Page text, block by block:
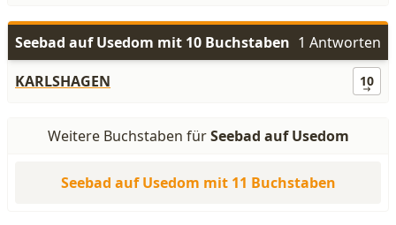
Seebad auf Usedom mit 10 Buchstaben 1 Antworten
KARLSHAGEN
10
Weitere Buchstaben fürSeebad auf Usedom
Seebad auf Usedom mit 11 Buchstaben